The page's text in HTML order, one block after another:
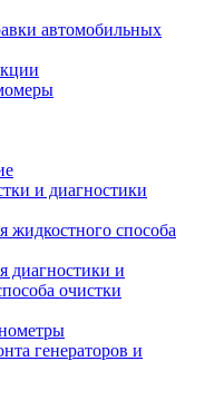
автомобильных
и диагностики
жидкостного способа
диагностики и
очистки
генераторов и